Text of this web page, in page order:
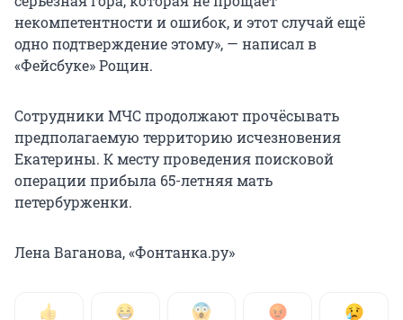
некомпетентности и ошибок, и этот случай ещё
одно подтверждение этому», — написал в
«Фейсбуке» Рощин.
Сотрудники МЧС продолжают прочёсывать
предполагаемую территорию исчезновения
Екатерины. К месту проведения поисковой
операции прибыла 65-летняя мать
петербурженки.
Лена Ваганова, «Фонтанка.ру»